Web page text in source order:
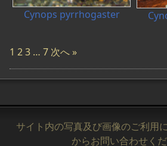
Cynops pyrrhogaster
1 23 … 7次へ »
サイト内の写真及び画像のご利用
からお問い合わせくだ